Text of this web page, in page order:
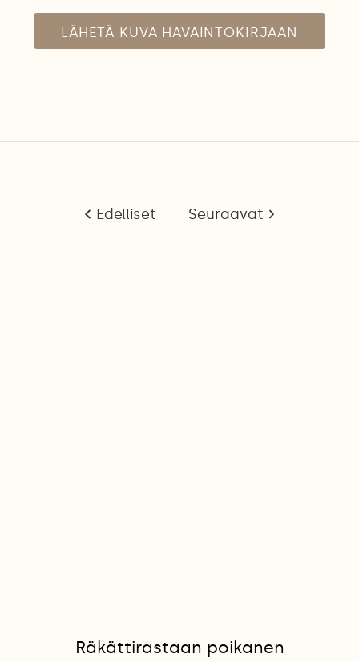
LÄHETÄ KUVA HAVAINTOKIRJAAN
Edelliset Seuraavat
Räkättirastaan poikanen